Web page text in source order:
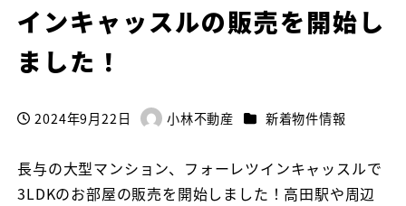
インキャッスルの販売を開始し
ました！
投稿日
2024年9月22日
著
小林不動産 カテゴリー
新着物件情報
長与の大型マンション、フォーレツインキャッスルで
3LDKのお部屋の販売を開始しました！高田駅や周辺